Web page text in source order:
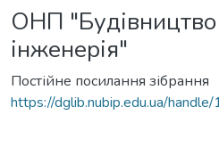
ОНП "Будівництво
інженерія"
Постійне посилання зібрання
https://dglib.nubip.edu.ua/